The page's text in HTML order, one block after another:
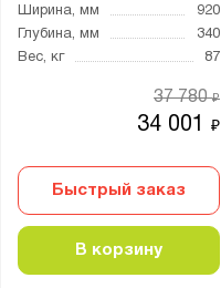
Ширина, мм
920
Глубина, мм
340
Вес, кг
87
34 001₽
37 780₽
Быстрый заказ
В корзину